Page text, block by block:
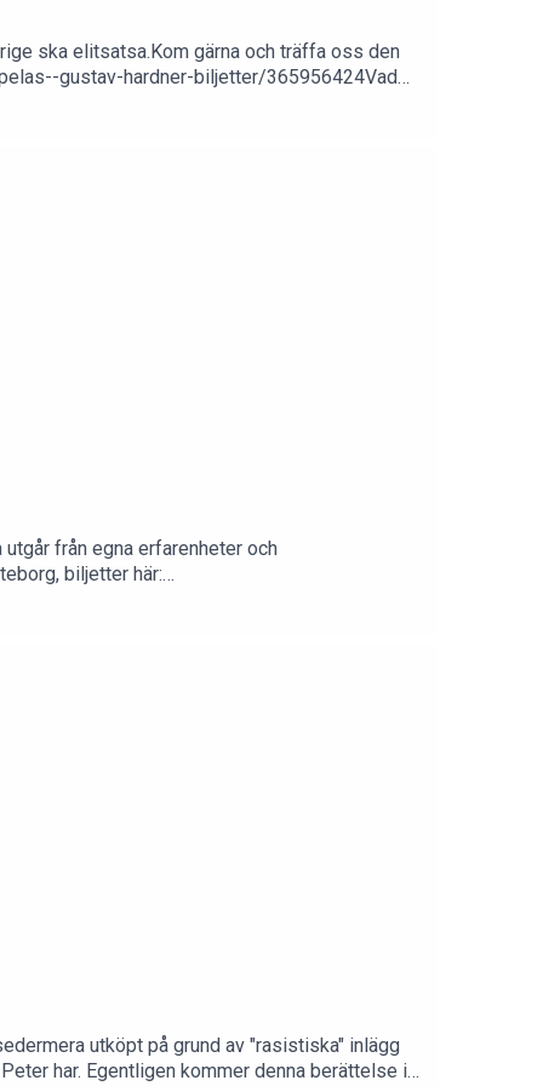
ska elitsatsa.Kom gärna och träffa oss den
gustav-hardner-biljetter/365956424Vad
flera förmåner, bland annat så får du tillgång
kommentarer. Länk
www.instagram.com/filippelas/https://www.tik
från egna erfarenheter och
biljetter här:
utköpt på grund av "rasistiska" inlägg
har. Egentligen kommer denna berättelse i